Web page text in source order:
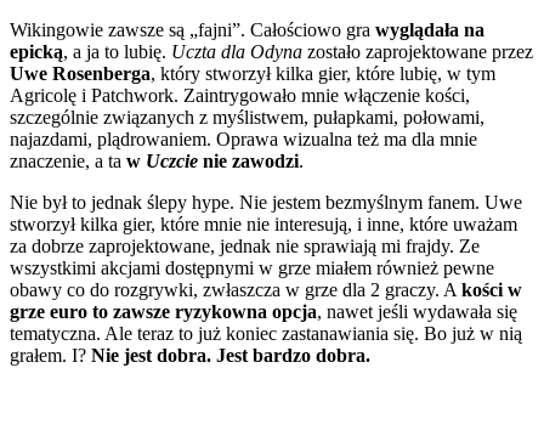
Wikingowie zawsze są „fajni”. Całościowo gra wyglądała na
epicką, a ja to lubię. Uczta dla Odyna zostało zaprojektowane przez
Uwe Rosenberga, który stworzył kilka gier, które lubię, w tym
Agricolę i Patchwork. Zaintrygowało mnie włączenie kości,
szczególnie związanych z myślistwem, pułapkami, połowami,
najazdami, plądrowaniem. Oprawa wizualna też ma dla mnie
znaczenie, a ta w Uczcie nie zawodzi.
Nie był to jednak ślepy hype. Nie jestem bezmyślnym fanem. Uwe
stworzył kilka gier, które mnie nie interesują, i inne, które uważam
za dobrze zaprojektowane, jednak nie sprawiają mi frajdy. Ze
wszystkimi akcjami dostępnymi w grze miałem również pewne
obawy co do rozgrywki, zwłaszcza w grze dla 2 graczy. A kości w
grze euro to zawsze ryzykowna opcja, nawet jeśli wydawała się
tematyczna. Ale teraz to już koniec zastanawiania się. Bo już w nią
grałem. I? Nie jest dobra. Jest bardzo dobra.